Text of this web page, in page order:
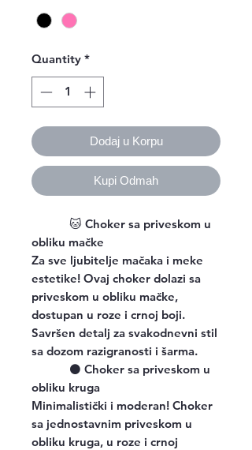
Quantity *
Dodaj u Korpu
Kupi Odmah
🐱 Choker sa priveskom u
obliku mačke
Za sve ljubitelje mačaka i meke
estetike! Ovaj choker dolazi sa
priveskom u obliku mačke,
dostupan u roze i crnoj boji.
Savršen detalj za svakodnevni stil
sa dozom razigranosti i šarma.
⚫ Choker sa priveskom u
obliku kruga
Minimalistički i moderan! Choker
sa jednostavnim priveskom u
obliku kruga, u roze i crnoj